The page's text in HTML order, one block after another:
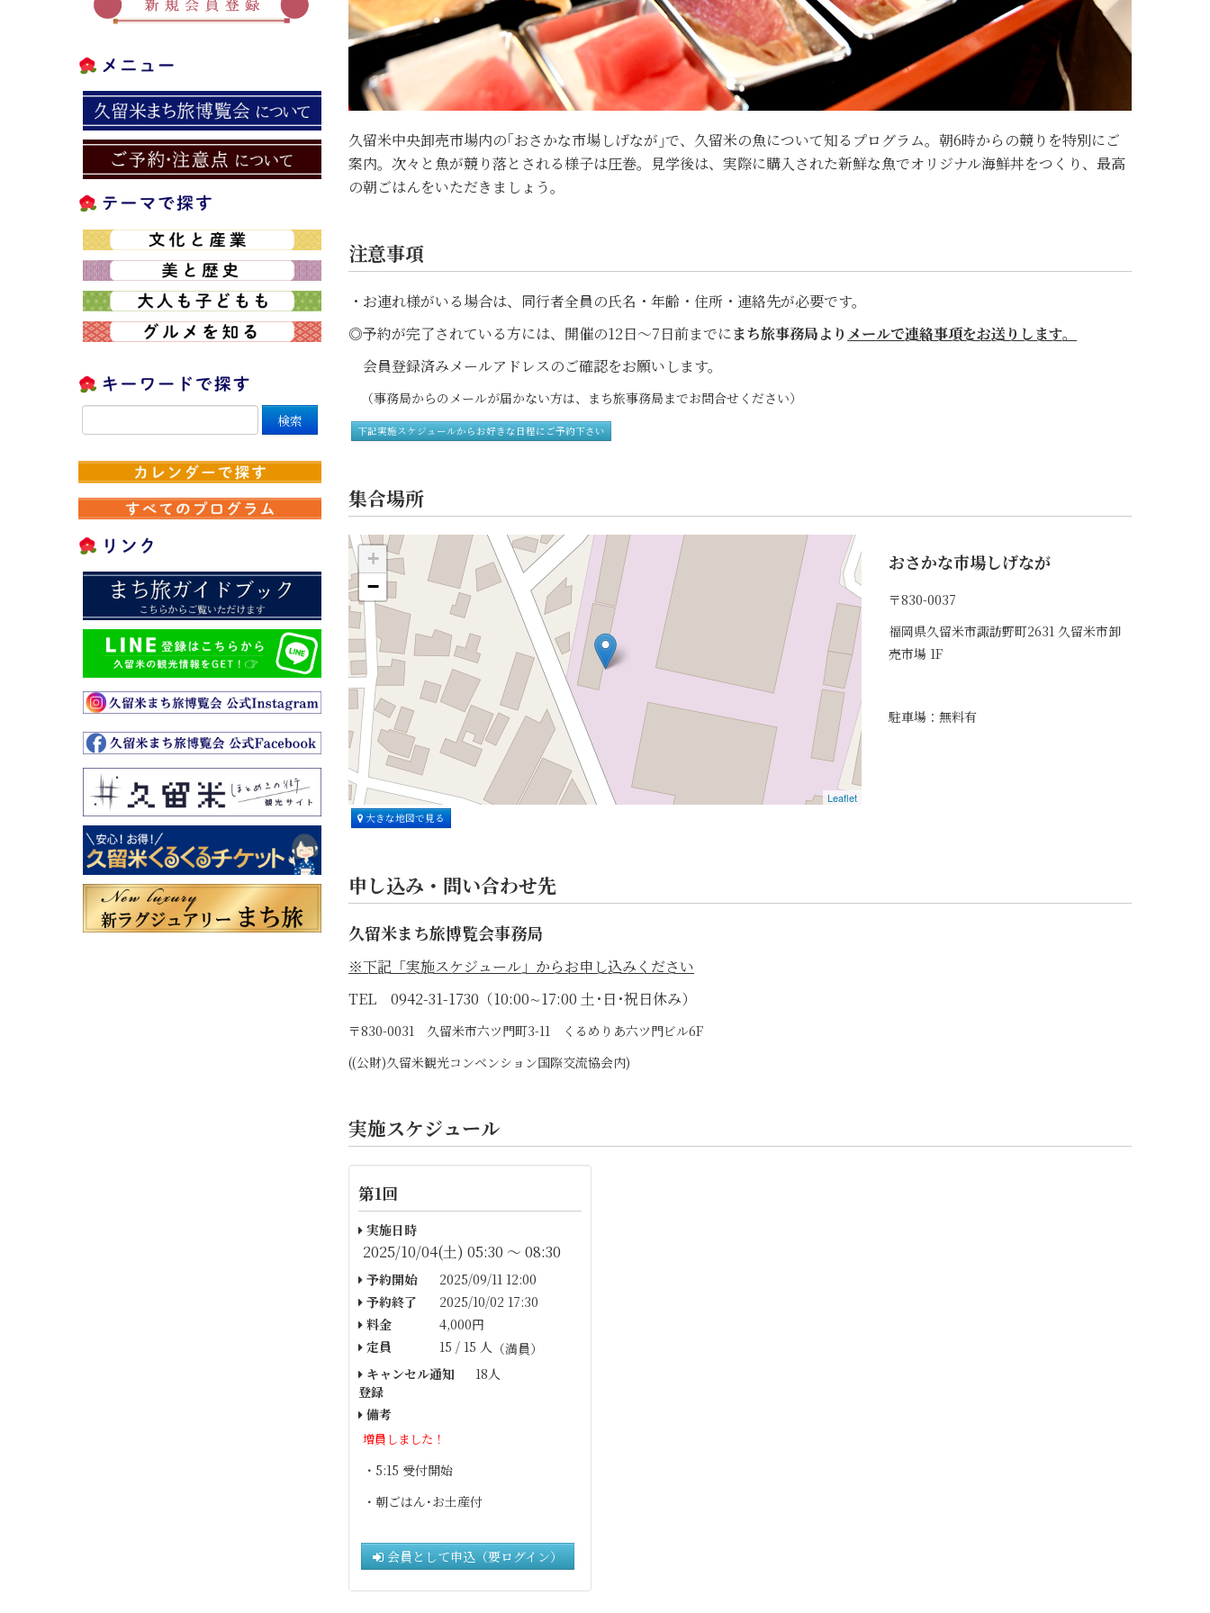
久留米中央卸売市場内の｢おさかな市場しげなが｣で、久留米の魚について知るプログラム。朝6時からの競りを特別にご
案内。次々と魚が競り落とされる様子は圧巻。見学後は、実際に購入された新鮮な魚でオリジナル海鮮丼をつくり、最高
の朝ごはんをいただきましょう。
注意事項
・お連れ様がいる場合は、同行者全員の氏名・年齢・住所・連絡先が必要です。
◎予約が完了されている方には、開催の12日～7日前までにまち旅事務局より メールで連絡事項をお送りします。
会員登録済みメールアドレスのご確認をお願いします。
（事務局からのメールが届かない方は、まち旅事務局までお問合せください）
下記実施スケジュールからお好きな日程にご予約下さい
集合場所
+
−
Leaflet
大きな地図で見る
おさかな市場しげなが
〒830-0037
福岡県久留米市諏訪野町2631 久留米市卸
売市場 1F
駐車場：無料有
申し込み・問い合わせ先
久留米まち旅博覧会事務局
※下記「実施スケジュール」からお申し込みください
TEL 0942-31-1730（10:00∼17:00 土･日･祝日休み）
〒830-0031 久留米市六ツ門町3-11 くるめりあ六ツ門ビル6F
((公財)久留米観光コンベンション国際交流協会内)
実施スケジュール
第1回
実施日時
2025/10/04(土) 05:30 〜 08:30
予約開始
2025/09/11 12:00
予約終了
2025/10/02 17:30
料金
4,000円
定員
15 / 15 人 （満員）
キャンセル通知
登録
18人
備考
増員しました！
・5:15 受付開始
・朝ごはん･お土産付
会員として申込（要ログイン）